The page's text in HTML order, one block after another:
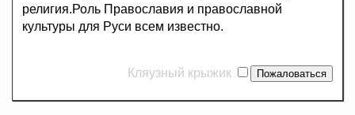
религия.Роль Православия и православной
культуры для Руси всем известно.
Кляузный крыжик